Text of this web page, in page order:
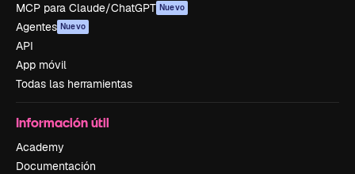
MCP para Claude/ChatGPT Nuevo
Agentes Nuevo
API
App móvil
Todas las herramientas
Información útil
Academy
Documentación